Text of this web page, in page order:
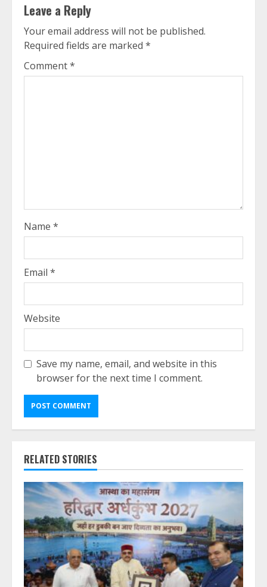
Leave a Reply
Your email address will not be published.
Required fields are marked *
Comment*
Name *
Email *
Website
Save my name, email, and website in this
browser for the next time I comment.
RELATED STORIES